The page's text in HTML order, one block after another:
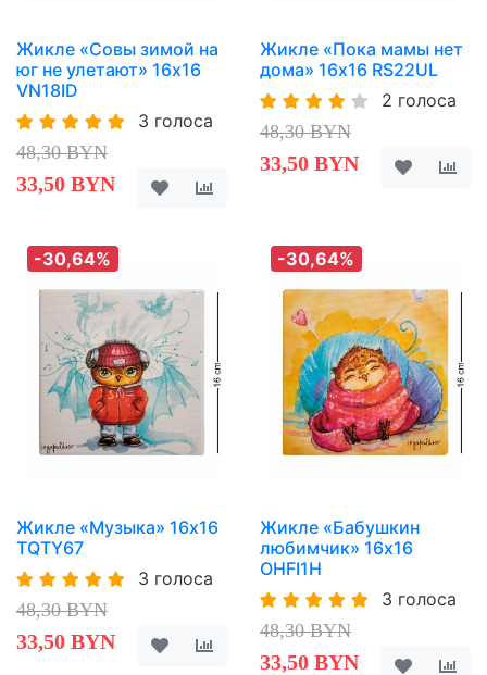
Жикле «Совы зимой на
юг не улетают» 16х16
VN18ID
3 голоса
48,30 BYN
33,50 BYN
Жикле «Пока мамы нет
дома» 16х16 RS22UL
2 голоса
48,30 BYN
33,50 BYN
-30,64%
Жикле «Музыка» 16х16
TQTY67
3 голоса
48,30 BYN
33,50 BYN
-30,64%
Жикле «Бабушкин
любимчик» 16х16
OHFI1H
3 голоса
48,30 BYN
33,50 BYN